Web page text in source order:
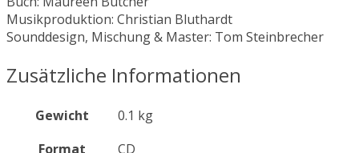
Musikproduktion: Christian Bluthardt
Sounddesign, Mischung & Master: Tom Steinbrecher
Zusätzliche Informationen
Gewicht
0.1 kg
Format
CD